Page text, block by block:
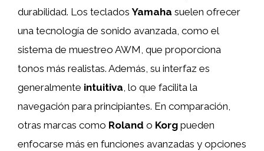
durabilidad. Los tecladosYamaha suelen ofrecer
una tecnología de sonido avanzada, como el
sistema de muestreo AWM, que proporciona
tonos más realistas. Además, su interfaz es
generalmente intuitiva, lo que facilita la
navegación para principiantes. En comparación,
otras marcas como Roland o Korg pueden
enfocarse más en funciones avanzadas y opciones